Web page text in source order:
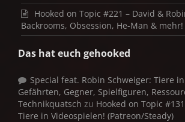
Hooked on Topic #221 – David &
Backrooms, Obsession, He-Man & mehr!
Das hat euch gehooked
Special feat. Robin Schweiger: Tiere
Gefährten, Gegner, Spielfiguren,
Technikquatsch zu Hooked on Topic
Tiere in Videospielen! (Patreon/Steady)